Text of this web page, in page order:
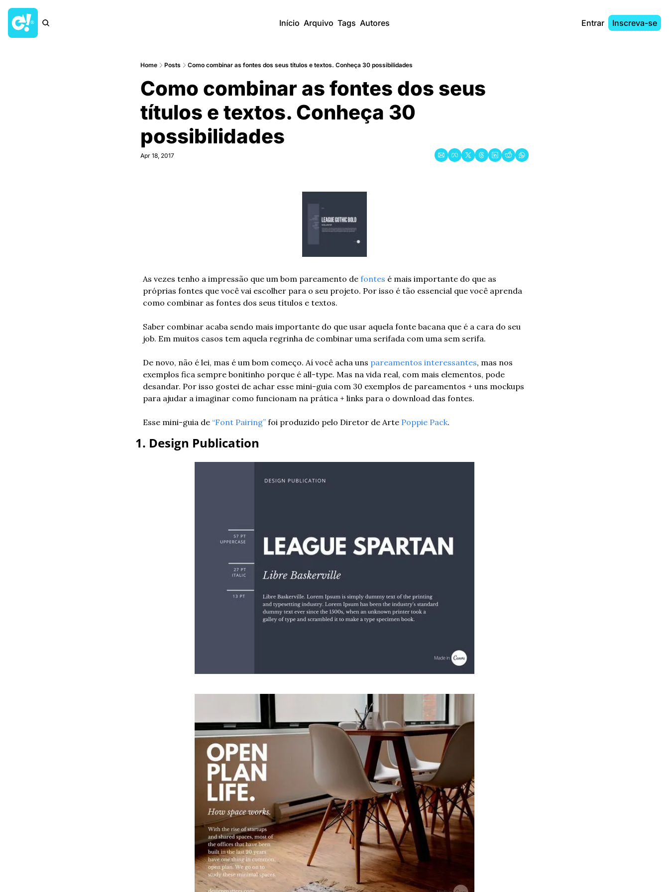
Início Arquivo Tags Autores Entrar Inscreva-se
Home Posts Como combinar as fontes dos seus títulos e textos. Conheça 30 possibilidades
Como combinar as fontes dos seus
títulos e textos. Conheça 30
possibilidades
Apr 18, 2017
As vezes tenho a impressão que um bom pareamento de fontes é mais importante do que as
próprias fontes que você vai escolher para o seu projeto. Por isso é tão essencial que você aprenda
como combinar as fontes dos seus títulos e textos.
Saber combinar acaba sendo mais importante do que usar aquela fonte bacana que é a cara do seu
job. Em muitos casos tem aquela regrinha de combinar uma serifada com uma sem serifa.
De novo, não é lei, mas é um bom começo. Aí você acha uns pareamentos interessantes, mas nos
exemplos fica sempre bonitinho porque é all-type. Mas na vida real, com mais elementos, pode
desandar. Por isso gostei de achar esse mini-guia com 30 exemplos de pareamentos + uns mockups
para ajudar a imaginar como funcionam na prática + links para o download das fontes.
Esse mini-guia de “Font Pairing” foi produzido pelo Diretor de Arte Poppie Pack.
1. Design Publication